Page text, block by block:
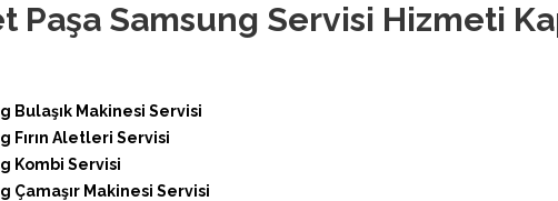
Paşa Samsung Servisi Hizmeti
Bulaşık Makinesi Servisi
Fırın Aletleri Servisi
Kombi Servisi
Çamaşır Makinesi Servisi